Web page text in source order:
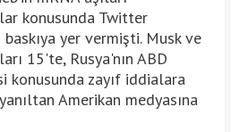
konusunda Twitter
yer vermişti. Musk ve
15'te, Rusya'nın ABD
konusunda zayıf iddialara
Amerikan medyasına